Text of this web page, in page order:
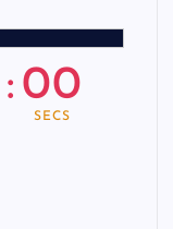
: 00
SECS